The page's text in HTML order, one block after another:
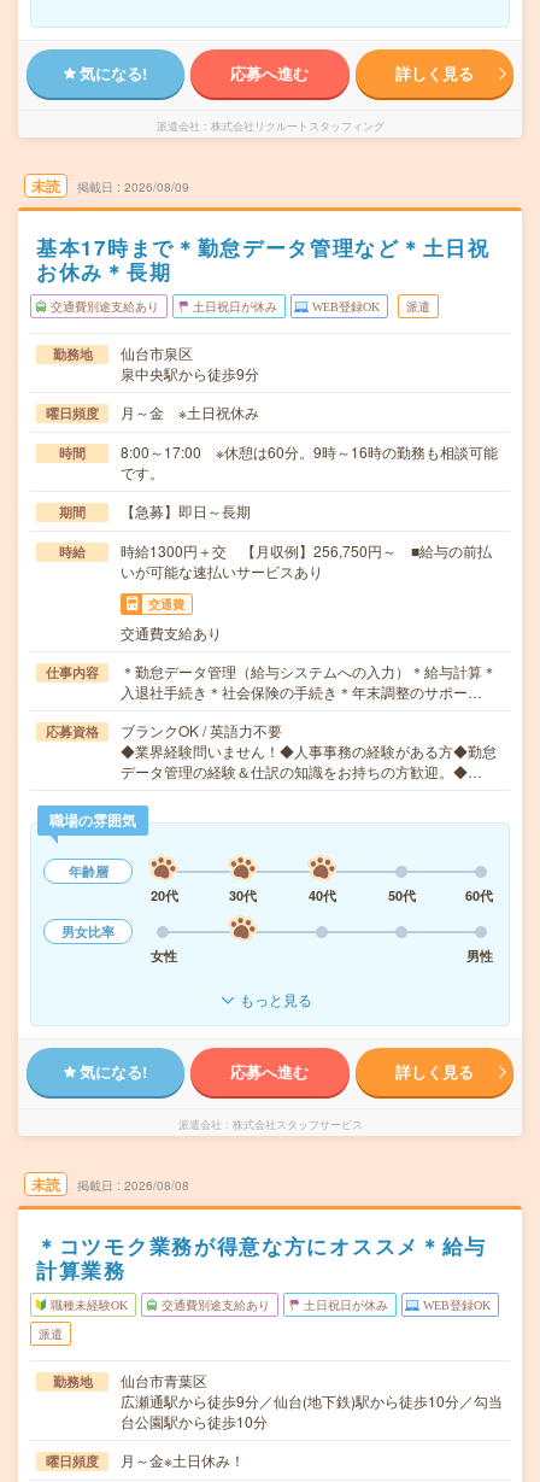
気になる! 応募へ進む 詳しく見る
派遣会社 株式会社リクルートスタッフィング
未読 掲載日 2026/08/09
基本17時まで＊勤怠データ管理など＊土日祝
お休み＊長期
交通費別途支給あり 土日祝日が休み WEB登録OK 派遣
勤務地
仙台市泉区
泉中央駅から徒歩9分
曜日頻度 月～金 ※土日祝休み
時間
8:00～17:00 ※休憩は60分。9時～16時の勤務も相談可能
です。
期間 【急募】即日～長期
時給
時給1300円＋交 【月収例】256,750円～ ■給与の前払
いが可能な速払いサービスあり
交通費
交通費支給あり
仕事内容
＊勤怠データ管理（給与システムへの入力）＊給与計算＊
入退社手続き＊社会保険の手続き＊年末調整のサポー…
応募資格
ブランクOK / 英語力不要
◆業界経験問いません！◆人事事務の経験がある方◆勤怠
データ管理の経験＆仕訳の知識をお持ちの方歓迎。◆…
職場の雰囲気
年齢層
20代
30代 40代 50代
60代
男女比率
女性
男性
もっと見る
気になる! 応募へ進む 詳しく見る
派遣会社 株式会社スタッフサービス
未読 掲載日 2026/08/08
＊コツモク業務が得意な方にオススメ＊給与
計算業務
職種未経験OK 交通費別途支給あり 土日祝日が休み WEB登録OK
派遣
勤務地
仙台市青葉区
広瀬通駅から徒歩9分／仙台(地下鉄)駅から徒歩10分／勾当
台公園駅から徒歩10分
曜日頻度 月～金※土日休み！